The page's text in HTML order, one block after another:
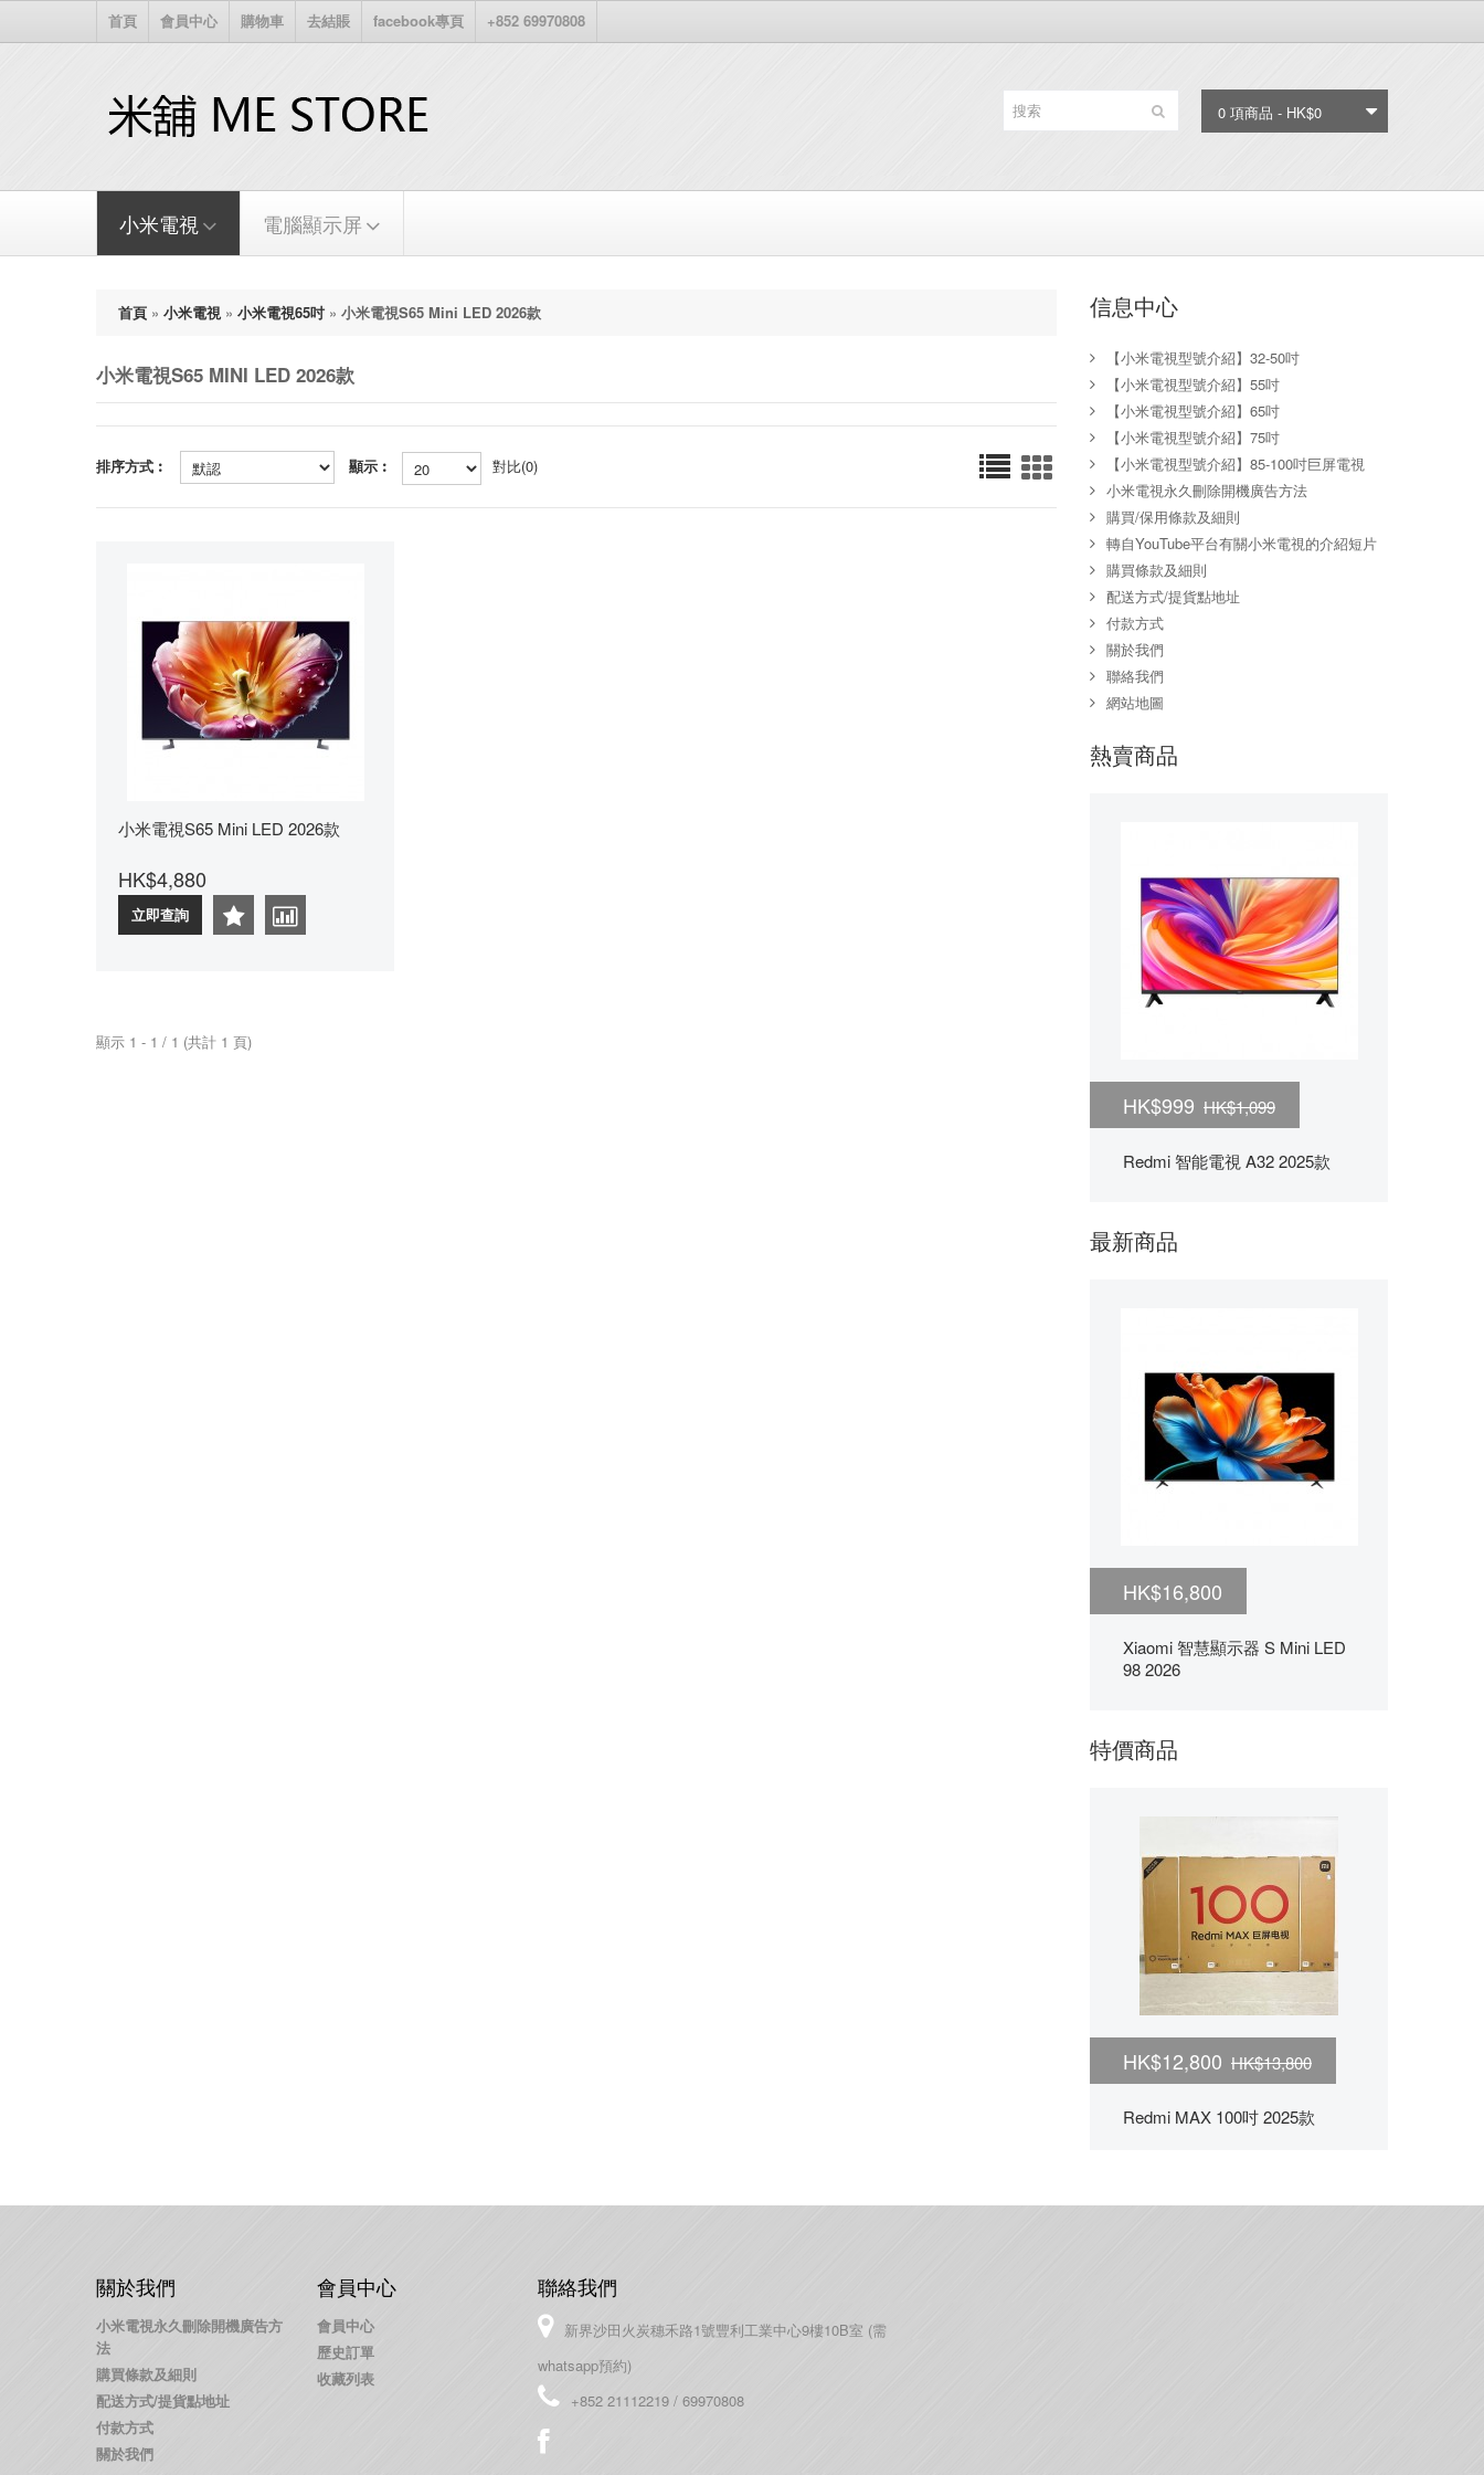
首頁 會員中心 購物車 去結賬 facebook專頁 +852 69970808
0 項商品 - HK$0
小米電視 電腦顯示屏
首頁 » 小米電視» 小米電視65吋 » 小米電視S65 Mini LED 2026款
小米電視S65 MINI LED 2026款
排序方式︰ 顯示︰ 對比(0)
小米電視S65 Mini LED 2026款
HK$4,880
立即查詢
顯示 1 - 1 / 1 (共計 1 頁)
信息中心
【小米電視型號介紹】32-50吋
【小米電視型號介紹】55吋
【小米電視型號介紹】65吋
【小米電視型號介紹】75吋
【小米電視型號介紹】85-100吋巨屏電視
小米電視永久刪除開機廣告方法
購買/保用條款及細則
轉自YouTube平台有關小米電視的介紹短片
購買條款及細則
配送方式/提貨點地址
付款方式
關於我們
聯絡我們
網站地圖
熱賣商品
HK$999 HK$1,099
Redmi 智能電視 A32 2025款
最新商品
HK$16,800
Xiaomi 智慧顯示器 S Mini LED
98 2026
特價商品
HK$12,800 HK$13,800
Redmi MAX 100吋 2025款
關於我們
小米電視永久刪除開機廣告方
法
購買條款及細則
配送方式/提貨點地址
付款方式
關於我們
會員中心
會員中心
歷史訂單
收藏列表
聯絡我們
新界沙田火炭穗禾路1號豐利工業中心9樓10B室 (需
whatsapp預約)
+852 21112219 / 69970808